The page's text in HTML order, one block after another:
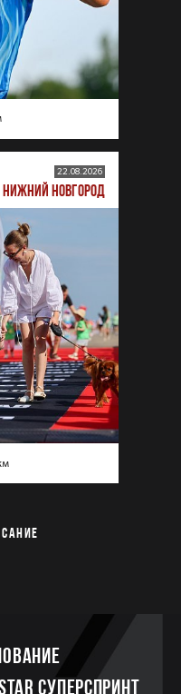
22.08.2026
НИЖНИЙ НОВГОРОД
СУПЕРСПРИНТ